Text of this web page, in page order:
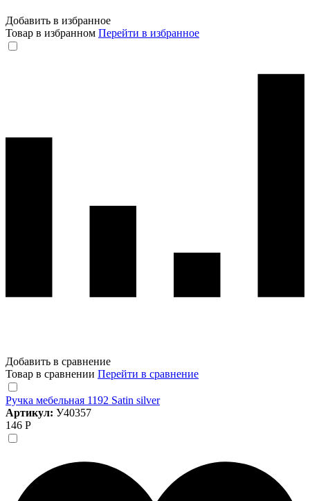
Добавить в избранное
Товар в избранном Перейти в избранное
Добавить в сравнение
Товар в сравнении Перейти в сравнение
Ручка мебельная 1192 Satin silver
Артикул: У40357
146 Р